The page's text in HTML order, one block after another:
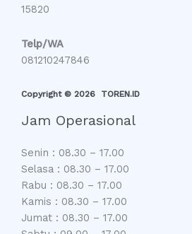
15820
Telp/WA
081210247846
Copyright © 2026 TOREN.ID
Jam Operasional
Senin : 08.30 – 17.00
Selasa : 08.30 – 17.00
Rabu : 08.30 – 17.00
Kamis : 08.30 – 17.00
Jumat : 08.30 – 17.00